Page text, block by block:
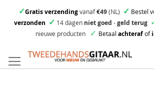
✓Gratis verzendingvanaf€49(NL) ✓ Bestel
verzonden ✓ 14 dagen niet goed -geld terug
nieuwe producten
✓ Betaal achterafof
direct
door